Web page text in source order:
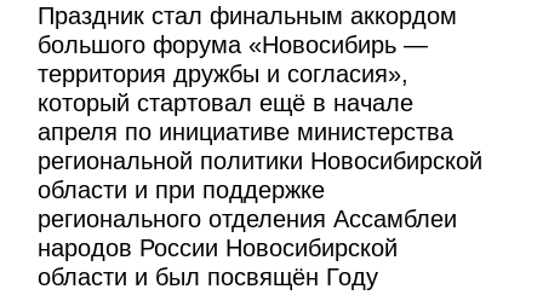
Праздник стал финальным аккордом
большого форума «Новосибирь —
территория дружбы и согласия»,
который стартовал ещё в начале
апреля по инициативе министерства
региональной политики Новосибирской
области и при поддержке
регионального отделения Ассамблеи
народов России Новосибирской
области и был посвящён Году